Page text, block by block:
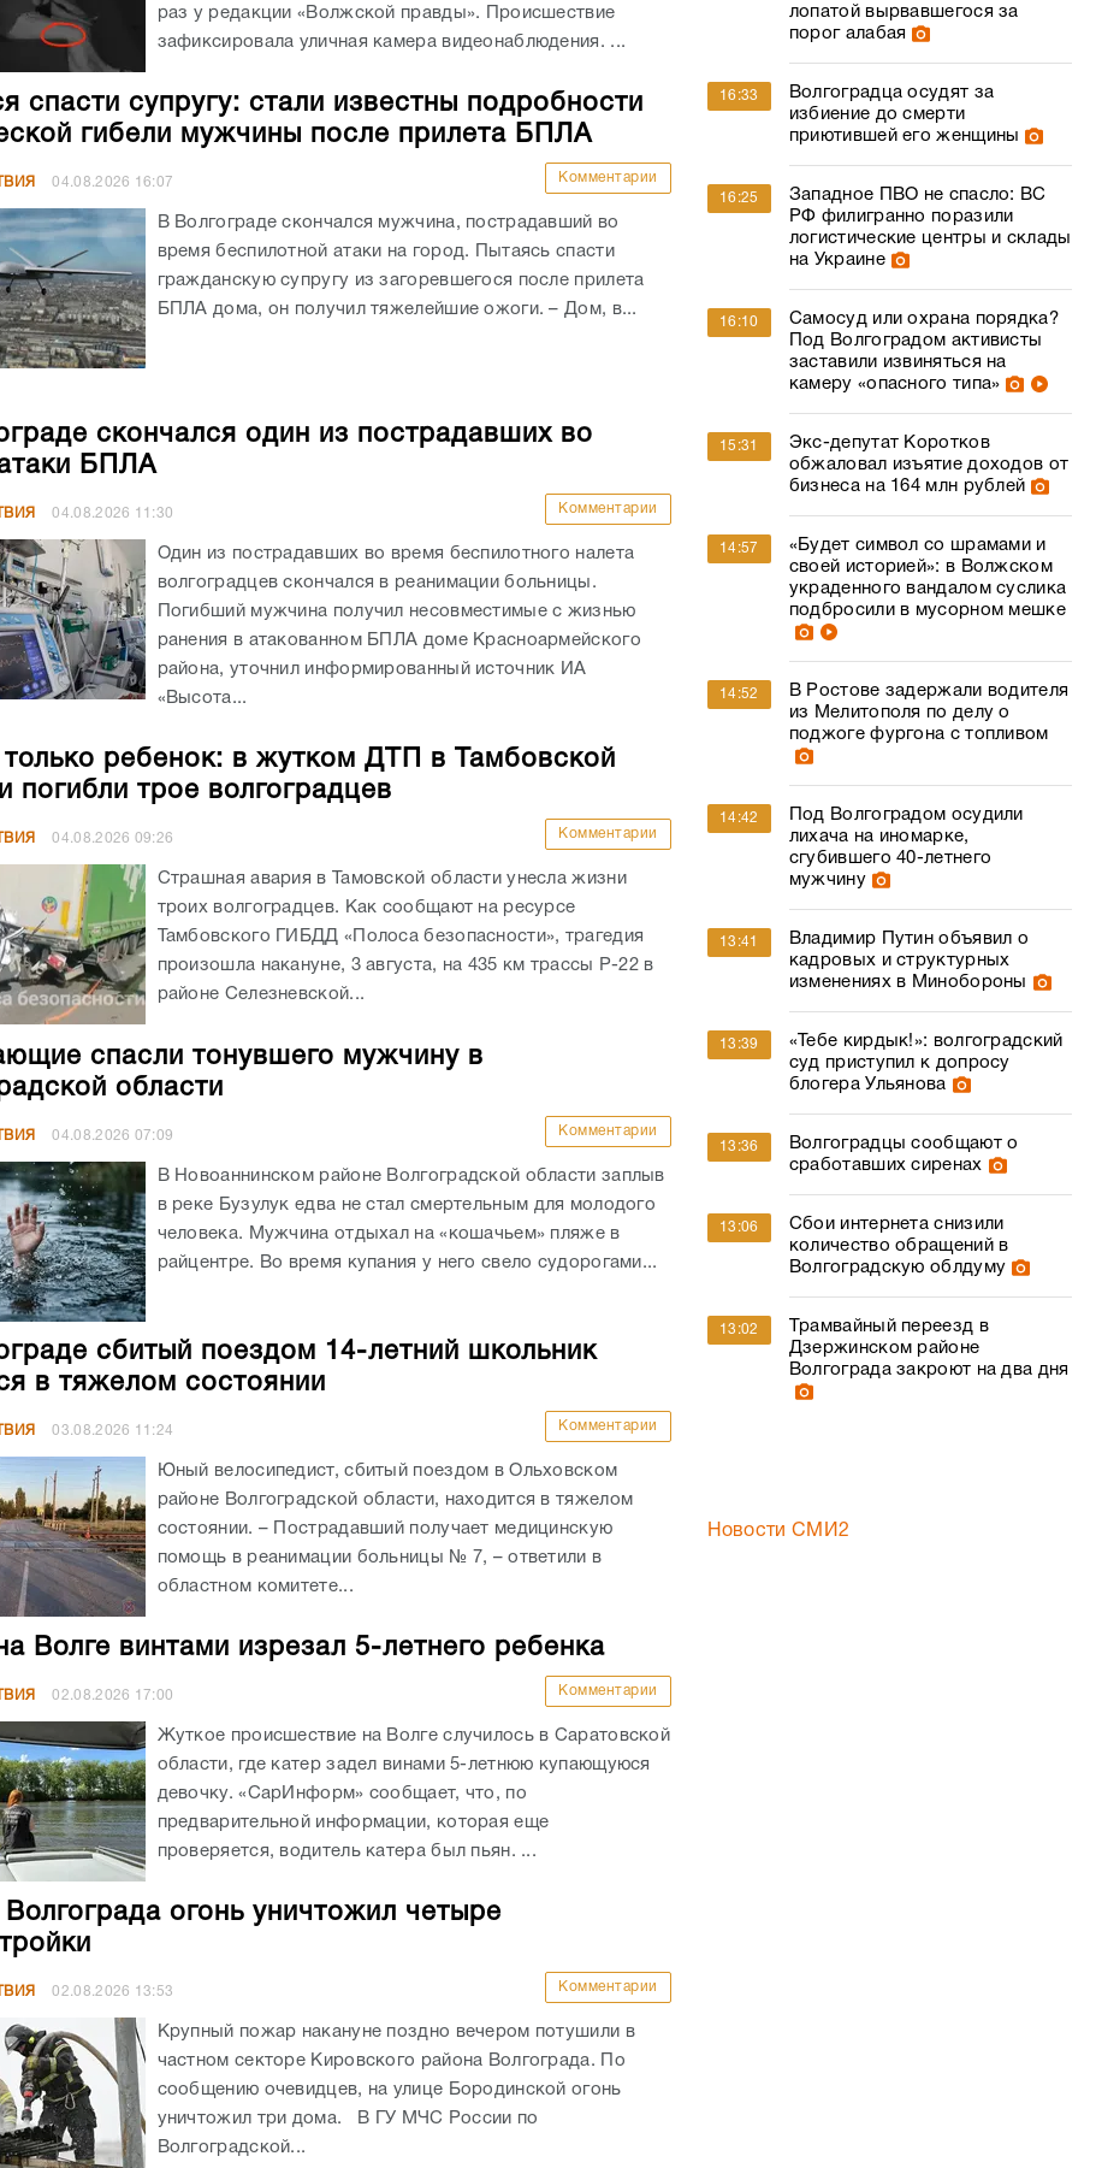
раз у редакции «Волжской правды». Происшествие
зафиксировала уличная камера видеонаблюдения. ...
спасти супругу: стали известны подробности
гибели мужчины после прилета БПЛА
04.08.2026 16:07 Комментарии
В Волгограде скончался мужчина, пострадавший во
время беспилотной атаки на город. Пытаясь спасти
гражданскую супругу из загоревшегося после прилета
БПЛА дома, он получил тяжелейшие ожоги. – Дом, в...
скончался один из пострадавших во
БПЛА
04.08.2026 11:30 Комментарии
Один из пострадавших во время беспилотного налета
волгоградцев скончался в реанимации больницы.
Погибший мужчина получил несовместимые с жизнью
ранения в атакованном БПЛА доме Красноармейского
района, уточнил информированный источник ИА
«Высота...
ребенок: в жутком ДТП в Тамбовской
погибли трое волгоградцев
04.08.2026 09:26 Комментарии
Страшная авария в Тамовской области унесла жизни
троих волгоградцев. Как сообщают на ресурсе
Тамбовского ГИБДД «Полоса безопасности», трагедия
произошла накануне, 3 августа, на 435 км трассы Р-22 в
районе Селезневской...
спасли тонувшего мужчину в
области
04.08.2026 07:09 Комментарии
В Новоаннинском районе Волгоградской области заплыв
в реке Бузулук едва не стал смертельным для молодого
человека. Мужчина отдыхал на «кошачьем» пляже в
райцентре. Во время купания у него свело судорогами...
сбитый поездом 14-летний школьник
в тяжелом состоянии
03.08.2026 11:24 Комментарии
Юный велосипедист, сбитый поездом в Ольховском
районе Волгоградской области, находится в тяжелом
состоянии. – Пострадавший получает медицинскую
помощь в реанимации больницы № 7, – ответили в
областном комитете...
Волге винтами изрезал 5-летнего ребенка
02.08.2026 17:00 Комментарии
Жуткое происшествие на Волге случилось в Саратовской
области, где катер задел винами 5-летнюю купающуюся
девочку. «СарИнформ» сообщает, что, по
предварительной информации, которая еще
проверяется, водитель катера был пьян. ...
огонь уничтожил четыре
02.08.2026 13:53 Комментарии
Крупный пожар накануне поздно вечером потушили в
частном секторе Кировского района Волгограда. По
сообщению очевидцев, на улице Бородинской огонь
уничтожил три дома. В ГУ МЧС России по
Волгоградской...
лопатой вырвавшегося за
порог алабая
16:33
Волгоградца осудят за
избиение до смерти
приютившей его женщины
16:25
Западное ПВО не спасло: ВС
РФ филигранно поразили
логистические центры и склады
на Украине
16:10
Самосуд или охрана порядка?
Под Волгоградом активисты
заставили извиняться на
камеру «опасного типа»
15:31
Экс-депутат Коротков
обжаловал изъятие доходов от
бизнеса на 164 млн рублей
14:57
«Будет символ со шрамами и
своей историей»: в Волжском
украденного вандалом суслика
подбросили в мусорном мешке
14:52
В Ростове задержали водителя
из Мелитополя по делу о
поджоге фургона с топливом
14:42
Под Волгоградом осудили
лихача на иномарке,
сгубившего 40-летнего
мужчину
13:41
Владимир Путин объявил о
кадровых и структурных
изменениях в Минобороны
13:39
«Тебе кирдык!»: волгоградский
суд приступил к допросу
блогера Ульянова
13:36
Волгоградцы сообщают о
сработавших сиренах
13:06
Сбои интернета снизили
количество обращений в
Волгоградскую облдуму
13:02
Трамвайный переезд в
Дзержинском районе
Волгограда закроют на два дня
Новости СМИ2